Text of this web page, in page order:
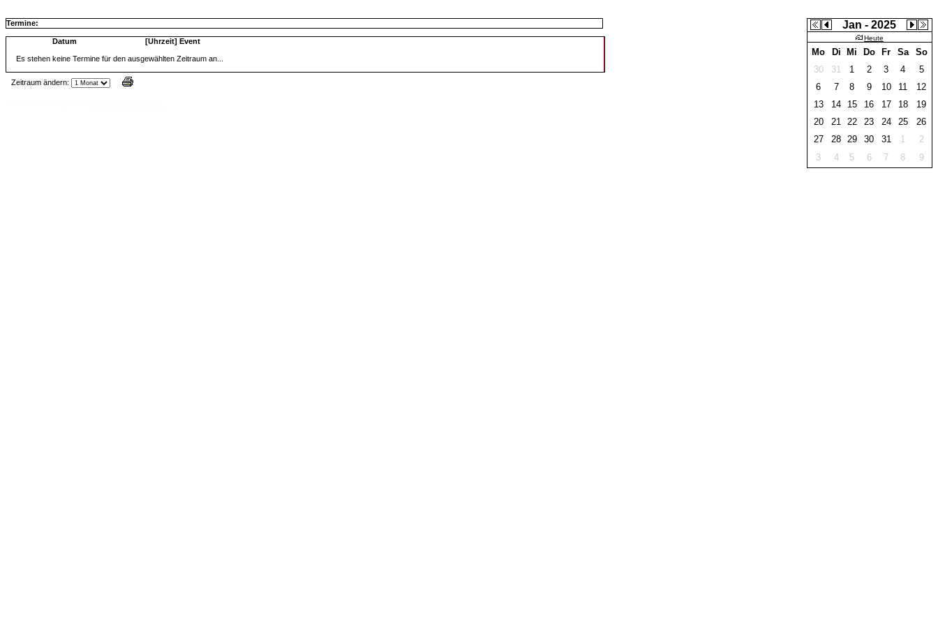
Termine:
Datum [Uhrzeit] Event
Es stehen keine Termine für den ausgewählten Zeitraum an...
Zeitraum ändern:
Jan - 2025
Heute
Mo Di Mi Do Fr Sa
So
30
31 1 2 3 4
5
6
7 8 9 10 11
12
13
14 15 16 17 18
19
20
21 22 23 24 25
26
27
28 29 30 31 1
2
3
4 5 6 7 8 9